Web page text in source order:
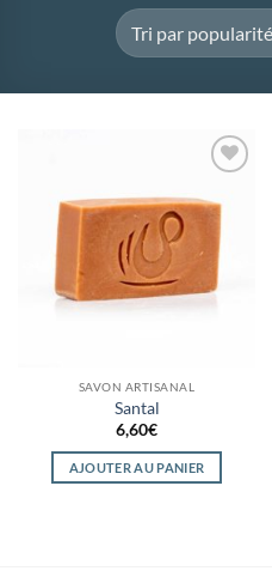
à la
SAVON ARTISANAL
Santal
6,60€
AJOUTER AU PANIER